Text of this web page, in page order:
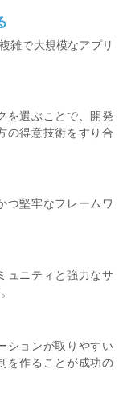
雑で大規模なアプリ
を選ぶことで、開発
の得意技術をすり合
つ堅牢なフレームワ
ュニティと強力なサ
ションが取りやすい
を作ることが成功の